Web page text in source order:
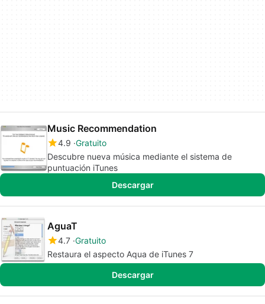
Music Recommendation
4.9 Gratuito
Descubre nueva música mediante el sistema de
puntuación iTunes
Descargar
AguaT
4.7 Gratuito
Restaura el aspecto Aqua de iTunes 7
Descargar